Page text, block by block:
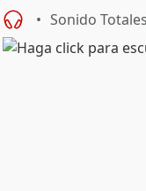
Sonido Totales